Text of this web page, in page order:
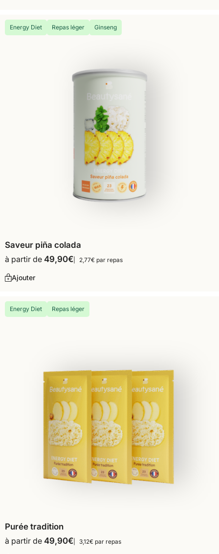
Energy Diet Repas léger Ginseng
Saveur piña colada
à partir de 49,90€ 2,77€ par repas
Ajouter
Energy Diet Repas léger
Purée tradition
à partir de 49,90€ 3,12€ par repas